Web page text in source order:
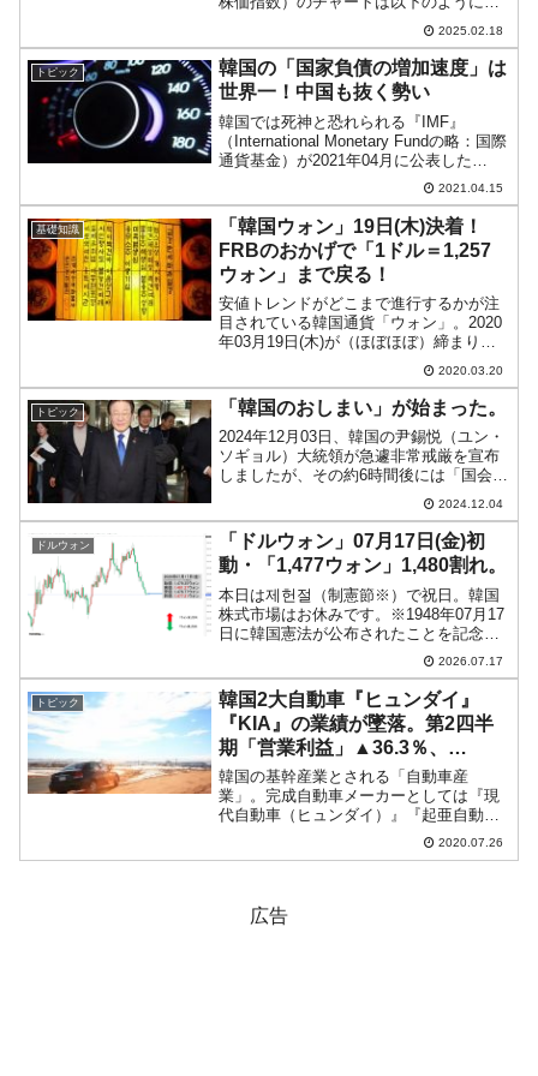
『Investing.com』より引用）。上げて始
まりましたが、現在のところ陰線。
KOSP...
2025.02.18
トピック
韓国の「国家負債の増加速度」は
世界一！中国も抜く勢い
韓国では死神と恐れられる『IMF』
（International Monetary Fundの略：国際
通貨基金）が2021年04月に公表した
「Fiscal Monitor」（財政モニター）とい
うリポートが韓国メディアで波紋を呼ん
でいます。先に...
2021.04.15
基礎知識
「韓国ウォン」19日(木)決着！
FRBのおかげで「1ドル＝1,257
ウォン」まで戻る！
安値トレンドがどこまで進行するかが注
目されている韓国通貨「ウォン」。2020
年03月19日(木)が（ほぼほぼ）締まりま
した。2020年03月20日(金)08：02現在
（日本時間）、ドルウォンチャートは以
下のようになっています（チャートは
『I...
2020.03.20
トピック 「韓国のおしまい」が始まった。
2024年12月03日、韓国の尹錫悦（ユン・
ソギョル）大統領が急遽非常戒厳を宣布
しましたが、その約6時間後には「国会の
解除要求案決議」を受け、戒厳令を解除
しました。外信では「大統領によるセル
フクーデター」という評価が出ていま
す。外信による評...
2024.12.04
ドルウォン
「ドルウォン」07月17日(金)初
動・「1,477ウォン」1,480割れ。
本日は제헌절（制憲節※）で祝日。韓国
株式市場はお休みです。※1948年07月17
日に韓国憲法が公布されたことを記念す
る韓国の国慶日です。毎年この日が祝日
です。2026年07月17日(金)の市場が開き
ました。10:00現在、ドルウォンのチャ
ー...
2026.07.17
トピック
韓国2大自動車『ヒュンダイ』
『KIA』の業績が墜落。第2四半
期「営業利益」▲36.3％、
▲72.8％
韓国の基幹産業とされる「自動車産
業」。完成自動車メーカーとしては『現
代自動車（ヒュンダイ）』『起亜自動車
(KIA)』が最も有名です。両メーカーの
2020年第2四半期の公表が発表されまし
2020.07.26
広告